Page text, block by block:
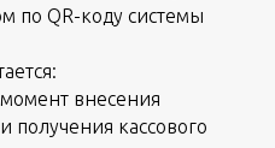
по QR-коду системы
внесения
получения кассового